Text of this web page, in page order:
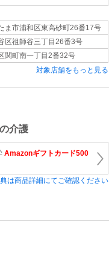
ま市浦和区東高砂町26番17号
区祖師谷三丁目26番3号
関町南一丁目2番32号
対象店舗をもっと見る
介護
Amazonギフトカード500
は商品詳細にてご確認ください